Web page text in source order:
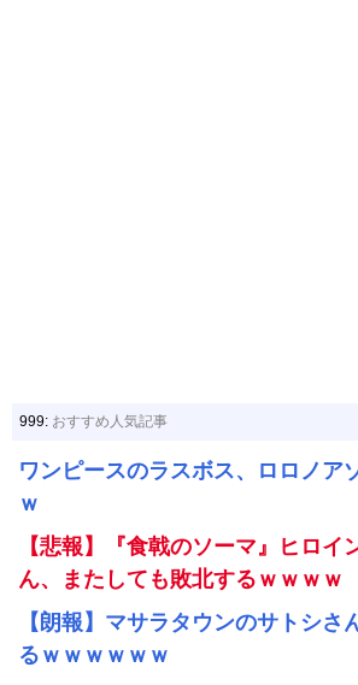
999: おすすめ人気記事
ワンピースのラスボス、ロロノア
ｗ
【悲報】『食戟のソーマ』ヒロイ
ん、またしても敗北するｗｗｗｗ
【朗報】マサラタウンのサトシさ
るｗｗｗｗｗｗ